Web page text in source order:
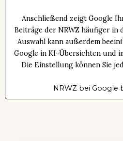
Anschließend zeigt Google
Beiträge der NRWZ häufiger in
Auswahl kann außerdem
Google in KI-Übersichten und
Die Einstellung können Sie
NRWZ bei Google